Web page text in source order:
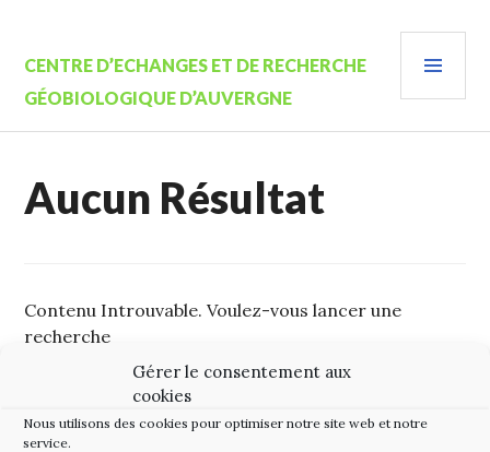
Gérer le consentement aux
cookies
Nous utilisons des cookies pour optimiser notre site web et notre
service.
contenu
principal
CENTRE D’ECHANGES ET DE RECHERCHE
GÉOBIOLOGIQUE D’AUVERGNE
Aucun Résultat
Contenu Introuvable. Voulez-vous lancer une
recherche